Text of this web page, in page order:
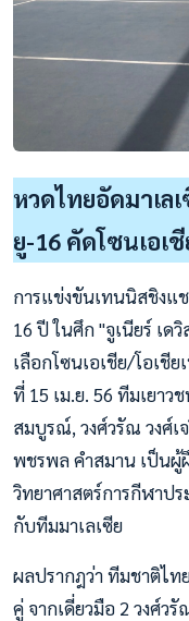
หวดไทยอัดมาเล
ยู-16 คัดโซนเอเ
การแข่งขันเทนนิสชิงแ
16 ปี ในศึก "จูเนียร์ เ
เลือกโซนเอเชีย/โอเชี
ที่ 15 เม.ย. 56 ทีมเย
สมบูรณ์, วงศ์วรัณ วงศ์
พชรพล คำสมาน เป็น
วิทยาศาสตร์การกีฬาป
กับทีมมาเลเซีย
ผลปรากฎว่า ทีมชาติไท
คู่ จากเดี่ยวมือ 2 วงศ์ว